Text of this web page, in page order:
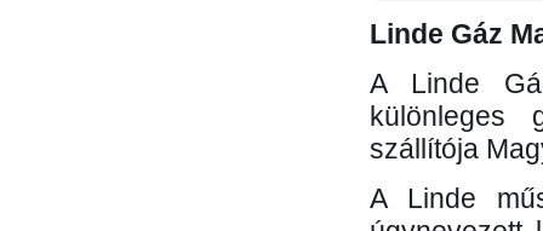
Linde Gáz
A Linde
különleges
szállítója
A Linde